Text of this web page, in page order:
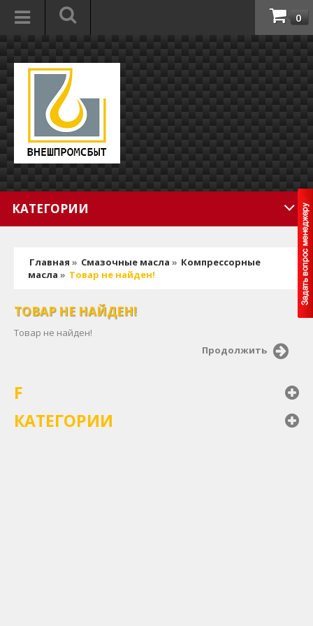
0
КАТЕГОРИИ
Главная » Смазочные масла » Компрессорные
масла » Товар не найден!
ТОВАР НЕ НАЙДЕН!
Товар не найден!
Продолжить
F
КАТЕГОРИИ